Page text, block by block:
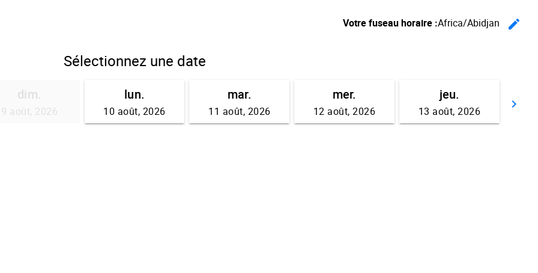
Votre fuseau horaire :Africa/Abidjan
edit
Sélectionnez une date
keyboard_arrow_right
dim.
9 août, 2026
lun.
10 août, 2026
mar.
11 août, 2026
mer.
12 août, 2026
jeu.
13 août, 2026